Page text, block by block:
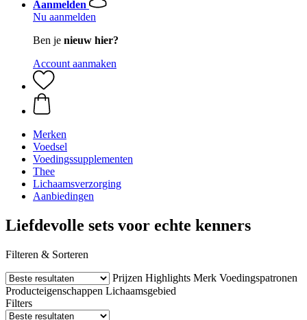
Aanmelden
Nu aanmelden
Ben je nieuw hier?
Account aanmaken
Merken
Voedsel
Voedingssupplementen
Thee
Lichaamsverzorging
Aanbiedingen
Liefdevolle sets voor echte kenners
Filteren & Sorteren
Prijzen Highlights Merk Voedingspatronen
Producteigenschappen Lichaamsgebied
Filters